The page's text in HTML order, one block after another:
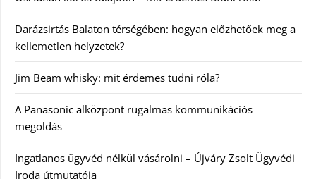
Darázsirtás Balaton térségében: hogyan előzhetőek meg a
kellemetlen helyzetek?
Jim Beam whisky: mit érdemes tudni róla?
A Panasonic alközpont rugalmas kommunikációs
megoldás
Ingatlanos ügyvéd nélkül vásárolni – Újváry Zsolt Ügyvédi
Iroda útmutatója